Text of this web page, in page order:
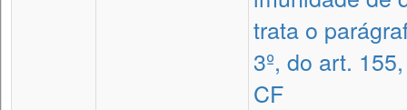
trata o
3º, do art.
CF